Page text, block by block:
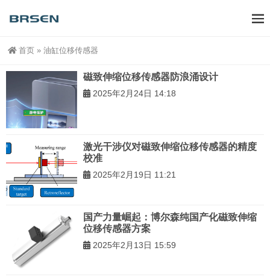
首页 » 油缸位移传感器
磁致伸缩位移传感器防浪涌设计
2025年2月24日 14:18
激光干涉仪对磁致伸缩位移传感器的精度
校准
2025年2月19日 11:21
国产力量崛起：博尔森纯国产化磁致伸缩
位移传感器方案
2025年2月13日 15:59